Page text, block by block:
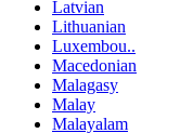
Latvian
Lithuanian
Luxembou..
Macedonian
Malagasy
Malay
Malayalam